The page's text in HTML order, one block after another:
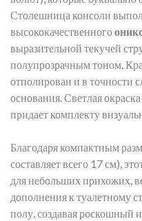
Столешница консоли
высококачественного
выразительной текучей
полупрозрачным тоном.
отполирован и в точности
основания. Светлая
придает комплекту
Благодаря компактным
составляет всего 17 см),
для небольших прихожих,
дополнения к туалетному
полу, создавая роскошный